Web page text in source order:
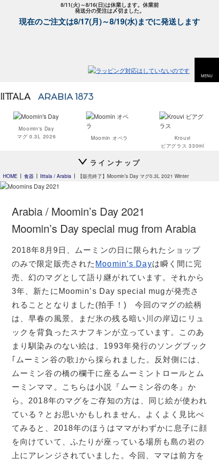
8/11(火)～8/16(日)は休業します。休業前
発送分の受注は〆切ました。
現在のご注文は8/17(月)～8/19(水)までに発送します
MENU
Moomin's Day
マグ 0.3L 2026
Moomin オペラ
Krouvi
ビアグラス 330ml
Teema
Teema
スクエアプレート12×12
cm
ラインナップ
HOME 食器 Iittala / Arabia 【販売終了】Moomin’s Day マグ0.3L 2021 Winter
Arabia / Moomin’s Day 2021
Moomin’s Day special mug from Arabia
2018年8月9日、ムーミンの日に限られたショップ
のみで限定販売された Moomin’s Dayは瞬く間に完
売、幻のマグとして語り継がれています。それから
3年、新たにMoomin’s Day special mugが発売さ
れることとなりました(拍手！) 今回のマグの絵柄
は、早春の風景。まだ氷の残る暗い川の岸辺にリュ
ックを背負ったスナフキンが立っています。このあ
まり馴染みのない絵は、1993年発行のソングブック
｢ムーミン谷の歌｣から採られました。反対側には、
ムーミン谷の橋の欄干に座るムーミントロールとム
ーミンママ。こちらは小説『ムーミン谷の冬』か
ら。2018年のマグをご存知の方は、同じ絵が使われ
ている？とお思いかもしれません。よくよく見比べ
てみると、2018年のほうはママがわずかに息子に顔
を向けていて、ふたりが座っている場所も島の岩の
上にアレンジされていました。今回、ママは前方を